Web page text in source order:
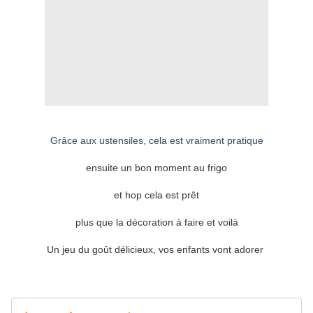
Grâce aux ustensiles, cela est vraiment pratique
ensuite un bon moment au frigo
et hop cela est prêt
plus que la décoration à faire et voilà
Un jeu du goût délicieux, vos enfants vont adorer